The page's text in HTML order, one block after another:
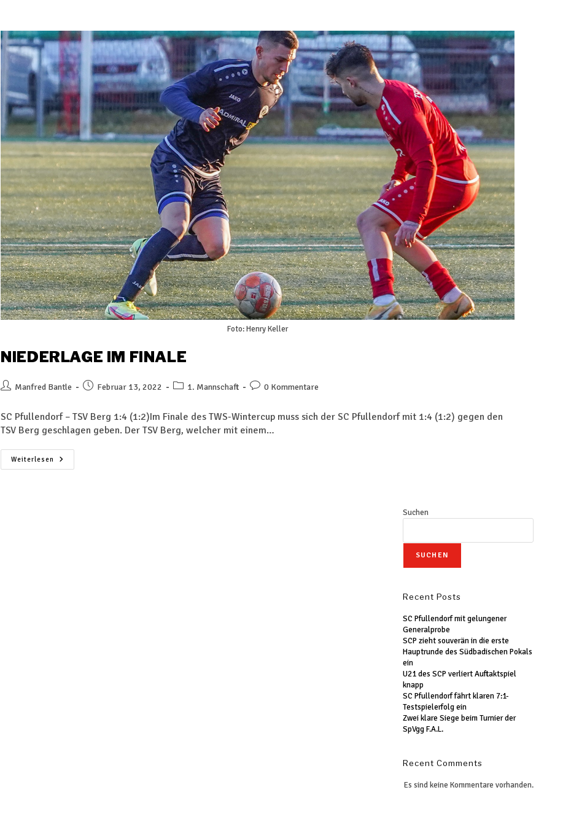
Foto: Henry Keller
NIEDERLAGE IM FINALE
Manfred Bantle Februar 13, 2022 1. Mannschaft 0 Kommentare
SC Pfullendorf – TSV Berg 1:4 (1:2)Im Finale des TWS-Wintercup muss sich der SC Pfullendorf mit 1:4 (1:2) gegen den
TSV Berg geschlagen geben. Der TSV Berg, welcher mit einem…
Weiterlesen
Suchen
SUCHEN
Recent Posts
SC Pfullendorf mit gelungener
Generalprobe
SCP zieht souverän in die erste
Hauptrunde des Südbadischen Pokals
ein
U21 des SCP verliert Auftaktspiel
knapp
SC Pfullendorf fährt klaren 7:1-
Testspielerfolg ein
Zwei klare Siege beim Turnier der
SpVgg F.A.L.
Recent Comments
Es sind keine Kommentare vorhanden.